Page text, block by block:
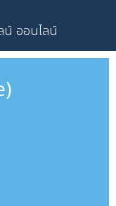
น์ ออนไลน์